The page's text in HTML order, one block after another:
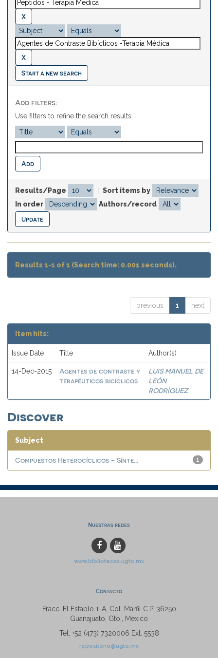
Start a new search
Add filters:
Use filters to refine the search results.
Results/Page
Sort items by
In order
Authors/record
Results 1-1 of 1 (Search time: 0.001 seconds).
previous 1 next
Item hits:
Issue Date Title Author(s)
14-Dec-2015
Agentes de contraste y
terapéuticos bicíclicos
LUIS MANUEL DE
LEÓN
RODRÍGUEZ
Discover
Subject
1
Compuestos Heterocíclicos - Sínte...
Nuestras redes
www.bibliotecas.ugto.mx
Contacto
Fracc. El Establo 1-A, Col. Marfil C.P. 36250
Guanajuato, Gto., México
Tel: +52 (473) 7320006 Ext. 5538
repositorio@ugto.mx